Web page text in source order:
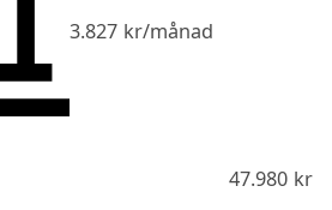
3.827 kr/månad
47.980kr